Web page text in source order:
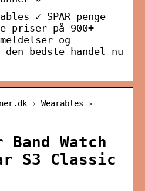
✓ SPAR penge
priser på 900+
og
bedste handel nu
› Wearables ›
Watch
S3 Classic